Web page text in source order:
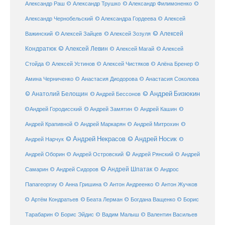
Александр Раш © Александр Трушко © Александр Филимоненко ©
Александр Чернобельский © Александра Гордеева © Алексей
Важинский © Алексей Зайцев © Алексей Зозуля © Алексей
Кондратюк © Алексей Левин © Алексей Магай © Алексей
Стойда © Алексей Устинов © Алексей Чистяков © Алёна Бренер ©
Амина Черниченко © Анастасия Диодорова © Анастасия Соколова
© Анатолий Белощин © Андрей Бессонов © Андрей Бизюкин
©Андрей Городисский © Андрей Замятин © Андрей Кашин ©
Андрей Крапивной © Андрей Маркарян © Андрей Митрохин ©
Андрей Нарчук © Андрей Некрасов © Андрей Носик ©
Андрей Оборин © Андрей Островский © Андрей Рянский © Андрей
Самарин © Андрей Сидоров © Андрей Шпатак © Андрос
Папагеоргиу © Анна Гришина © Антон Андреенко © Антон Жучков
© Артём Кондратьев © Беата Лерман © Богдана Ващенко © Борис
Тарабарин © Борис Эйдис © Вадим Малыш © Валентин Васильев